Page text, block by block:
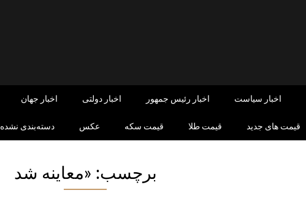
اخبار جهان اخبار دولتی اخبار رئیس جمهور اخبار سیاست
دسته‌بندی نشده عکس قیمت سکه قیمت طلا قیمت های جدید
برچسب: «معاینه شد